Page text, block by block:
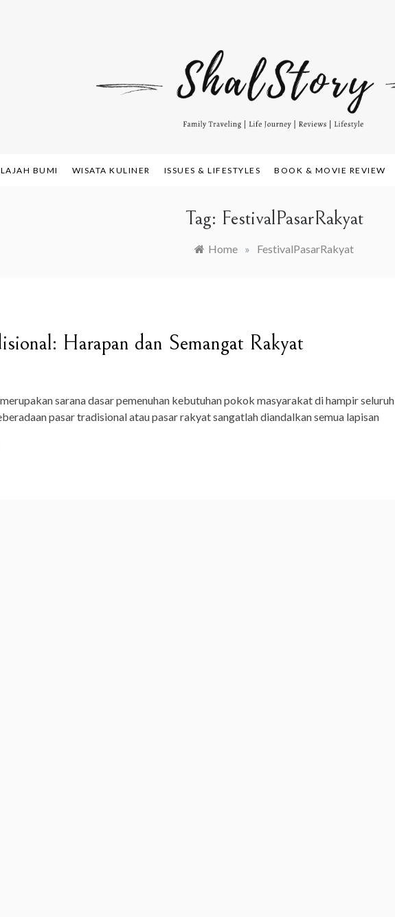
www.shalstory.com
Indonesian Blog: Family Travelling, Life Journey, Reviews, and Lifestyle
BUMI WISATA KULINER ISSUES & LIFESTYLES BOOK & MOVIE REVIEW
Tag: FestivalPasarRakyat
Home » FestivalPasarRakyat
Harapan dan Semangat Rakyat
sarana dasar pemenuhan kebutuhan pokok masyarakat di hampir seluruh
pasar tradisional atau pasar rakyat sangatlah diandalkan semua lapisan